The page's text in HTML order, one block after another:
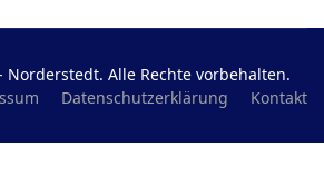
Norderstedt. Alle Rechte vorbehalten.
Datenschutzerklärung Kontakt